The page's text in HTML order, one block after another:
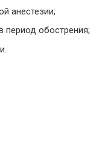
анестезии;
период обострения;